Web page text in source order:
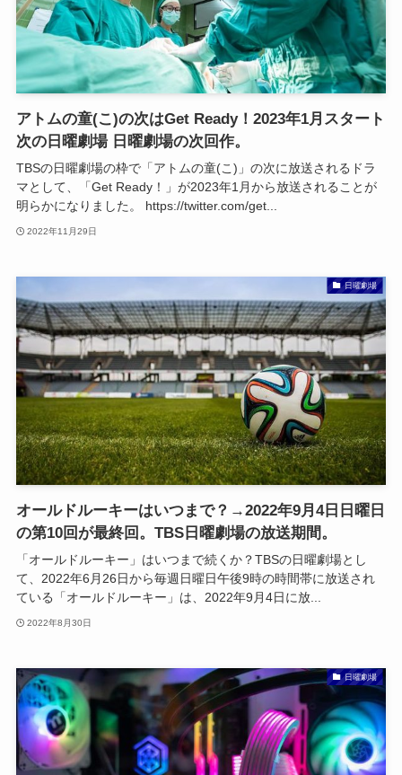
アトムの童(こ)の次はGet Ready！2023年1月スタート
次の日曜劇場 日曜劇場の次回作。
TBSの日曜劇場の枠で「アトムの童(こ)」の次に放送されるドラ
マとして、「Get Ready！」が2023年1月から放送されることが
明らかになりました。 https://twitter.com/get...
2022年11月29日
日曜劇場
オールドルーキーはいつまで？→2022年9月4日日曜日
の第10回が最終回。TBS日曜劇場の放送期間。
「オールドルーキー」はいつまで続くか？TBSの日曜劇場とし
て、2022年6月26日から毎週日曜日午後9時の時間帯に放送され
ている「オールドルーキー」は、2022年9月4日に放...
2022年8月30日
日曜劇場